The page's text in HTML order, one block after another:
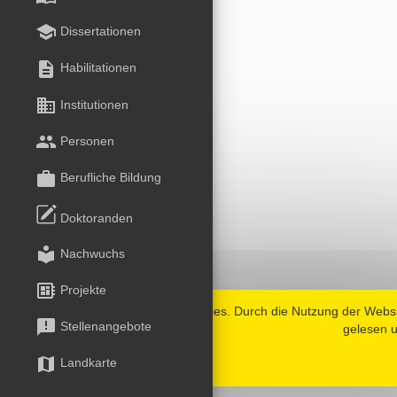
school Dissertationen
description Habilitationen
business Institutionen
group Personen
work Berufliche Bildung
Doktoranden
local_library Nachwuchs
developer_board Projekte
announcement Stellenangebote
map Landkarte
Diese Website verwendet Cookies. Durch die Nutzung der
gelesen